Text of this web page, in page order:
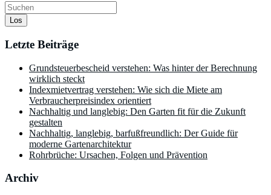
Los
Letzte Beiträge
Grundsteuerbescheid verstehen: Was hinter der Berechnung
wirklich steckt
Indexmietvertrag verstehen: Wie sich die Miete am
Verbraucherpreisindex orientiert
Nachhaltig und langlebig: Den Garten fit für die Zukunft
gestalten
Nachhaltig, langlebig, barfußfreundlich: Der Guide für
moderne Gartenarchitektur
Rohrbrüche: Ursachen, Folgen und Prävention
Archiv